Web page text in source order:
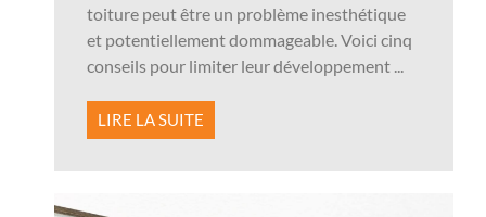
toiture peut être un problème inesthétique
et potentiellement dommageable. Voici cinq
conseils pour limiter leur développement ...
LIRE LA SUITE